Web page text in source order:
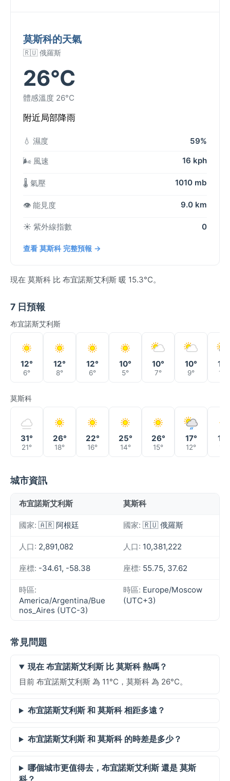
莫斯科的天氣
🇷🇺 俄羅斯
26°C
體感溫度 26°C
附近局部降雨
💧 濕度 59%
🌬️ 風速 16 kph
🌡️ 氣壓 1010 mb
👁️ 能見度 9.0 km
☀️ 紫外線指數 0
查看 莫斯科 完整預報 →
現在 莫斯科 比 布宜諾斯艾利斯 暖 15.3°C。
7 日預報
布宜諾斯艾利斯
12°
6°
12°
8°
12°
6°
10°
5°
10°
7°
10°
9°
12°
10°
莫斯科
31°
21°
26°
18°
22°
16°
25°
14°
26°
15°
17°
12°
18°
城市資訊
布宜諾斯艾利斯 莫斯科
國家: 🇦🇷 阿根廷 國家: 🇷🇺 俄羅斯
人口: 2,891,082 人口: 10,381,222
座標: -34.61, -58.38 座標: 55.75, 37.62
時區:
America/Argentina/Bue
nos_Aires (UTC-3)
時區: Europe/Moscow
(UTC+3)
常見問題
現在 布宜諾斯艾利斯 比 莫斯科 熱嗎？
目前 布宜諾斯艾利斯 為 11°C，莫斯科 為 26°C。
布宜諾斯艾利斯 和 莫斯科 相距多遠？
布宜諾斯艾利斯 和 莫斯科 的時差是多少？
哪個城市更值得去，布宜諾斯艾利斯 還是 莫斯